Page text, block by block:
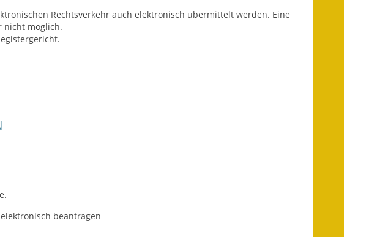
Stellenausschreibungen
Rechtsverkehr auch elektronisch übermittelt werden. Eine
nicht möglich.
beantragen